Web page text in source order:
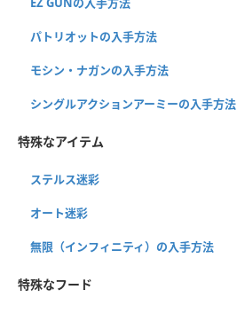
パトリオットの入手方法
モシン・ナガンの入手方法
シングルアクションアーミーの入手方法
特殊なアイテム
ステルス迷彩
オート迷彩
無限（インフィニティ）の入手方法
特殊なフード